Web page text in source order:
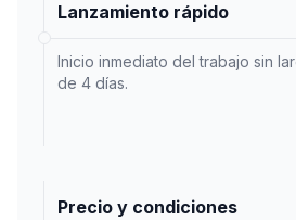
Lanzamiento rápido
Inicio inmediato del trabajo sin
de 4 días.
Precio y condiciones